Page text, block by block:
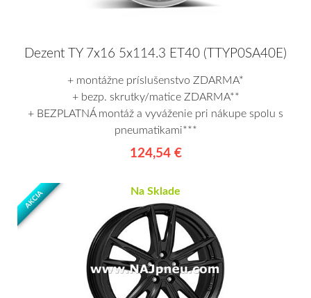
Dezent TY 7x16 5x114.3 ET40 (TTYP0SA40E)
+ montážne príslušenstvo ZDARMA*
+ bezp. skrutky/matice ZDARMA**
+ BEZPLATNÁ montáž a vyváženie pri nákupe spolu s
pneumatikami***
124,54 €
AKCIA Na Sklade